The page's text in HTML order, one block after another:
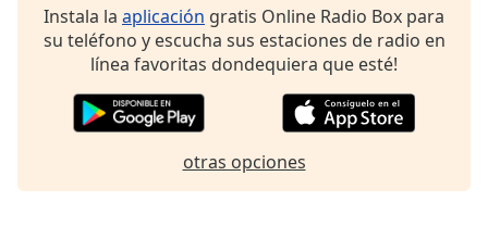
Instala la aplicación gratis Online Radio Box para
su teléfono y escucha sus estaciones de radio en
línea favoritas dondequiera que esté!
otras opciones